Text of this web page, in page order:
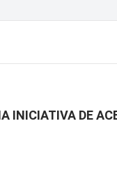
INICIATIVA DE